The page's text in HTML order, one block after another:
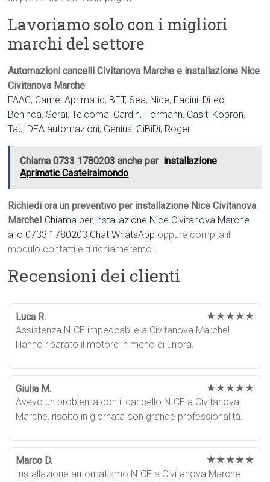
Lavoriamo solo con i migliori
marchi del settore
Automazioni cancelli Civitanova Marche e installazione Nice
Civitanova Marche:
FAAC, Came,Aprimatic, BFT, Sea, Nice, Fadini, Ditec,
Beninca, Serai,Telcoma, Cardin, Hormann, Casit, Kopron,
Tau, DEA automazioni, Genius, GiBiDi, Roger
Chiama 0733 1780203 anche per installazione
Aprimatic Castelraimondo
Richiedi ora un preventivo per installazione Nice Civitanova
Marche! Chiama per installazione Nice Civitanova Marche
allo 0733 1780203 Chat WhatsApp oppure compila il
modulo contatti e ti richiameremo !
Recensioni dei clienti
Luca R. ★★★★★
Assistenza NICE impeccabile a Civitanova Marche!
Hanno riparato il motore in meno di un’ora.
Giulia M. ★★★★★
Avevo un problema con il cancello NICE a Civitanova
Marche, risolto in giornata con grande professionalità.
Marco D. ★★★★★
Installazione automatismo NICE a Civitanova Marche